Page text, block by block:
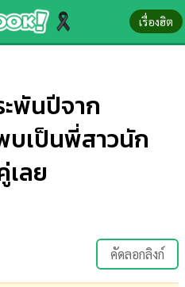
เรื่องฮิต
พันปีจาก
บเป็นพี่สาวนัก
ลย
คัดลอกลิงก์